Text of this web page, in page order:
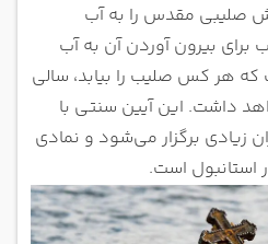
صلیبی مقدس را به آب
برای بیرون آوردن آن به آب
که هر کس صلیب را بیابد، سالی
داشت. این آیین سنتی با
زیادی برگزار می‌شود و نمادی
استانبول است.